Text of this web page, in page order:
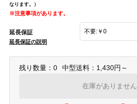
なります。）
※注意事項があります。
延長保証
延長保証の説明
残り数量：0 中型送料：1,430円～
在庫がありません